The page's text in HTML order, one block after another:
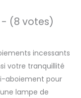
(8 votes)
incessants
votre tranquillité
aboiement pour
lampe de